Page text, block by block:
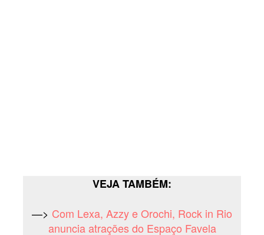
VEJA TAMBÉM:
—> Com Lexa, Azzy e Orochi, Rock in Rio
anuncia atrações do Espaço Favela